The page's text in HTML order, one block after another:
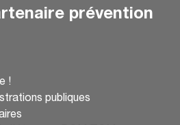
prévention
!
publiques